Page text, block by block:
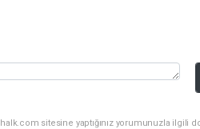
sitesine yaptığınız yorumunuzla ilgili